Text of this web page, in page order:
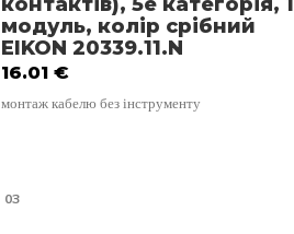
контактів), 5е категорія, 1
модуль, колір срібний
EIKON 20339.11.N
16.01 €
монтаж кабелю без інструменту